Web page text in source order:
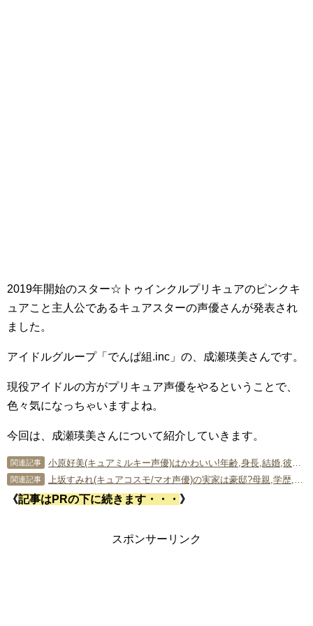
2019年開始のスター☆トゥインクルプリキュアのピンクキ
ュアこと主人公であるキュアスターの声優さんが発表され
ました。
アイドルグループ「でんぱ組.inc」の、成瀬瑛美さんです。
現役アイドルの方がプリキュア声優をやるということで、
色々気になっちゃいますよね。
今回は、成瀬瑛美さんについて紹介していきます。
関連記事 小原好美(キュアミルキー声優)はかわいい!年齢,身長,結婚,彼氏は?ククリの声も担当!(スタートゥインクルプリキュア)
関連記事 上坂すみれ(キュアコスモ/マオ声優)の実家は豪邸?母親,学歴,大学も紹介!
《記事はPRの下に続きます・・・ 》
スポンサーリンク